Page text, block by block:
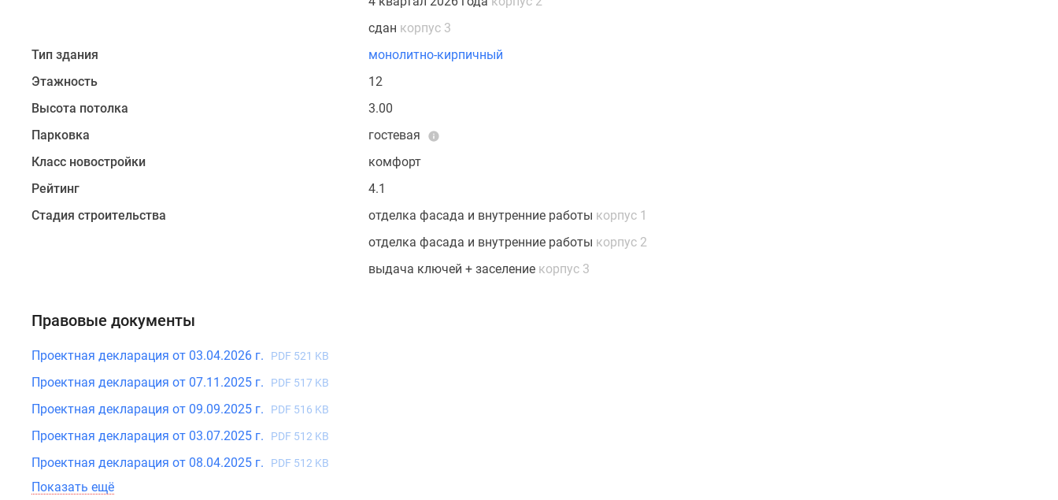
в
новом
ЖК
можно
ипотеку
от
нескольких
банков
застройщика.
сдан корпус 3
Тип здания
монолитно-кирпичный
Этажность
12
Высота потолка
3.00
Парковка
гостевая
Класс новостройки
комфорт
Рейтинг
4.1
Стадия строительства
отделка фасада и внутренние работы корпус 1
отделка фасада и внутренние работы корпус 2
выдача ключей + заселение корпус 3
Правовые документы
Проектная декларация от 03.04.2026 г. PDF 521 KB
Проектная декларация от 07.11.2025 г. PDF 517 KB
Проектная декларация от 09.09.2025 г. PDF 516 KB
Проектная декларация от 03.07.2025 г. PDF 512 KB
Проектная декларация от 08.04.2025 г. PDF 512 KB
Показать ещё